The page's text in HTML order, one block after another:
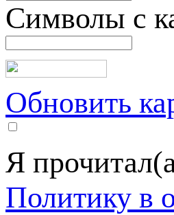
Символы с
Обновить
Я
Политику в